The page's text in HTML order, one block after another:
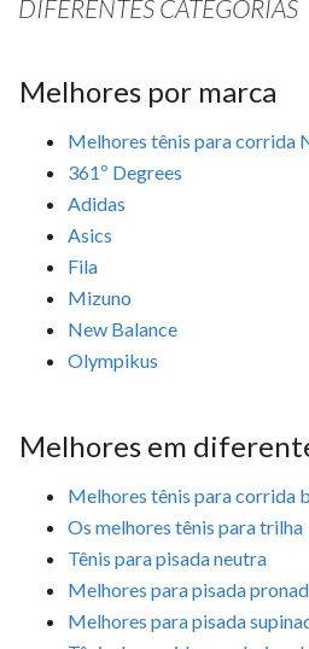
DIFERENTES CATEGORIAS
Melhores por marca
Melhores tênis para corrida
361º Degrees
Adidas
Asics
Fila
Mizuno
New Balance
Olympikus
Melhores em
Melhores tênis para corrida
Os melhores tênis para trilha
Tênis para pisada neutra
Melhores para pisada
Melhores para pisada